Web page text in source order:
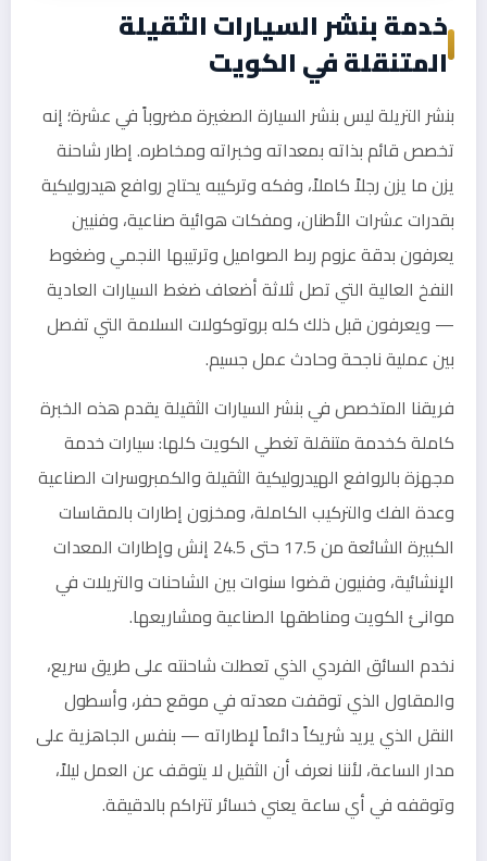
خدمة بنشر السيارات الثقيلة
المتنقلة في الكويت
بنشر التريلة ليس بنشر السيارة الصغيرة مضروباً في عشرة؛ إنه
تخصص قائم بذاته بمعداته وخبراته ومخاطره. إطار شاحنة
يزن ما يزن رجلاً كاملاً، وفكه وتركيبه يحتاج روافع هيدروليكية
بقدرات عشرات الأطنان، ومفكات هوائية صناعية، وفنيين
يعرفون بدقة عزوم ربط الصواميل وترتيبها النجمي وضغوط
النفخ العالية التي تصل ثلاثة أضعاف ضغط السيارات العادية
— ويعرفون قبل ذلك كله بروتوكولات السلامة التي تفصل
بين عملية ناجحة وحادث عمل جسيم.
فريقنا المتخصص في بنشر السيارات الثقيلة يقدم هذه الخبرة
كاملة كخدمة متنقلة تغطي الكويت كلها: سيارات خدمة
مجهزة بالروافع الهيدروليكية الثقيلة والكمبروسرات الصناعية
وعدة الفك والتركيب الكاملة، ومخزون إطارات بالمقاسات
الكبيرة الشائعة من 17.5 حتى 24.5 إنش وإطارات المعدات
الإنشائية، وفنيون قضوا سنوات بين الشاحنات والتريلات في
موانئ الكويت ومناطقها الصناعية ومشاريعها.
نخدم السائق الفردي الذي تعطلت شاحنته على طريق سريع،
والمقاول الذي توقفت معدته في موقع حفر، وأسطول
النقل الذي يريد شريكاً دائماً لإطاراته — بنفس الجاهزية على
مدار الساعة، لأننا نعرف أن الثقيل لا يتوقف عن العمل ليلاً،
وتوقفه في أي ساعة يعني خسائر تتراكم بالدقيقة.